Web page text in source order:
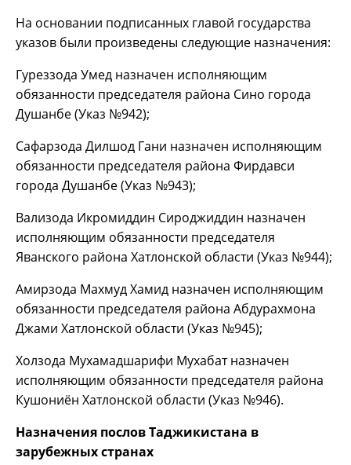
На основании подписанных главой государства
указов были произведены следующие назначения:
Гуреззода Умед назначен исполняющим
обязанности председателя района Сино города
Душанбе (Указ №942);
Сафарзода Дилшод Гани назначен исполняющим
обязанности председателя района Фирдавси
города Душанбе (Указ №943);
Вализода Икромиддин Сироджиддин назначен
исполняющим обязанности председателя
Яванского района Хатлонской области (Указ №944);
Амирзода Махмуд Хамид назначен исполняющим
обязанности председателя района Абдурахмона
Джами Хатлонской области (Указ №945);
Холзода Мухамадшарифи Мухабат назначен
исполняющим обязанности председателя района
Кушониён Хатлонской области (Указ №946).
Назначения послов Таджикистана в
зарубежных странах